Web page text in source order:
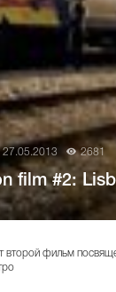
27.05.2013 2681
film #2:
второй фильм